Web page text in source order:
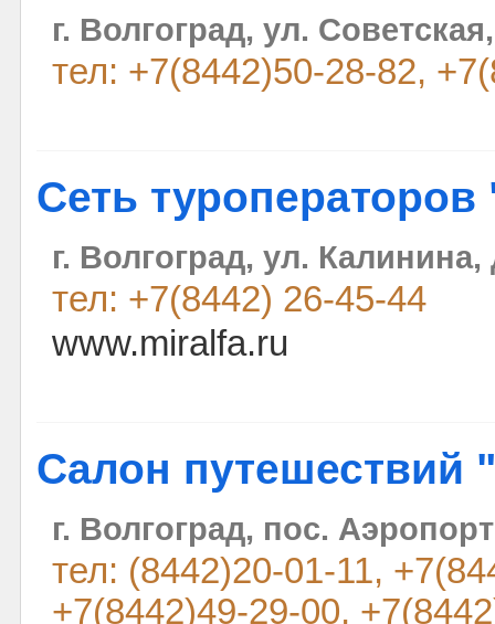
г. Волгоград, ул.
тел: +7(8442)50-28-82,
Сеть
г. Волгоград, ул.
тел: +7(8442) 26-45-44
www.miralfa.ru
Cалон
г. Волгоград, пос. Аэропорт
тел: (8442)20-01-11,
+7(8442)49-29-00,